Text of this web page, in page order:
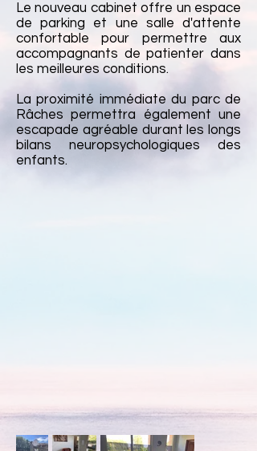
Le nouveau cabinet offre un espace
de parking et une salle d'attente
confortable pour permettre aux
accompagnants depatienter dans
les meilleures conditions.
La proximité immédiate du parc de
Râches permettra également une
escapade agréable durant les longs
bilans neuropsychologiques des
enfants.